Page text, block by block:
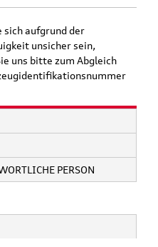
sich aufgrund der
unsicher sein,
uns bitte zum Abgleich
PERSON